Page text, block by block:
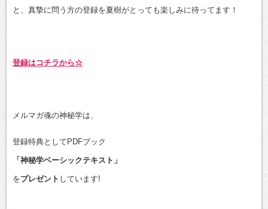
と、真摯に問う方の登録を夏樹がとっても楽しみに待ってます！
登録はコチラから☆
メルマガ魂の神秘学は、
登録特典としてPDFブック
「神秘学ベーシックテキスト」
をプレゼント しています!